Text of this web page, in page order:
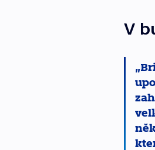
V